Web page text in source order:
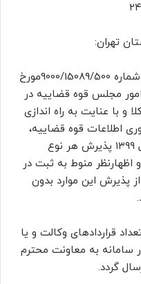
تهران:
با سلام و تحیت؛ عطف به بخشنامه شماره 9000/15089/500مورخ
و امور مجلس قوه قضاییه در
و با عنایت به راه اندازی
اطلاعات قوه قضاییه،
دستور فرمائید از ابتدای آذر ماه سال ۱۳۹۹ پذیرش هر نوع
اظهارنظر منوط به ثبت در
پذیرش این موارد بدون
قراردادهای وکالت و یا
سامانه به معاونت محترم
گردد.